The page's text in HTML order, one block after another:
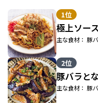
1位
極上ソー
主な食材： 豚
2位
豚バラと
主な食材： 豚